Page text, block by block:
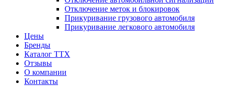
Отключение меток и блокировок
Прикуривание грузового автомобиля
Прикуривание легкового автомобиля
Цены
Бренды
Каталог ТТХ
Отзывы
О компании
Контакты